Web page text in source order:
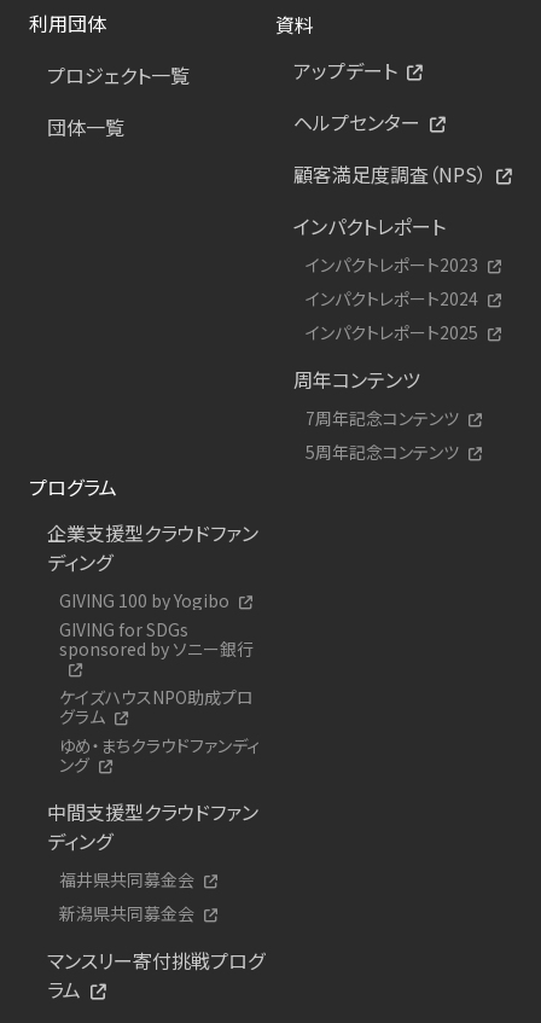
利用団体
プロジェクト一覧
団体一覧
資料
アップデート
ヘルプセンター
顧客満足度調査（NPS）
インパクトレポート
インパクトレポート2023
インパクトレポート2024
インパクトレポート2025
周年コンテンツ
7周年記念コンテンツ
5周年記念コンテンツ
プログラム
企業支援型クラウドファン
ディング
GIVING 100 by Yogibo
GIVING for SDGs
sponsored by ソニー銀行
ケイズハウスNPO助成プロ
グラム
ゆめ・まちクラウドファンディ
ング
中間支援型クラウドファン
ディング
福井県共同募金会
新潟県共同募金会
マンスリー寄付挑戦プログ
ラム